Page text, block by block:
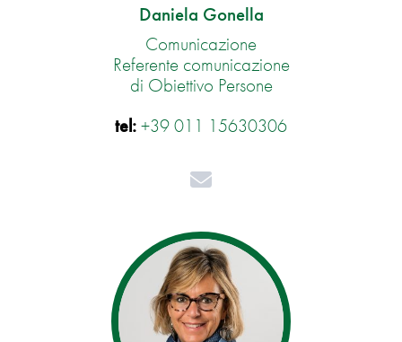
Daniela Gonella
Comunicazione
Referente comunicazione
di Obiettivo Persone
tel:+39 011 15630306
Mail